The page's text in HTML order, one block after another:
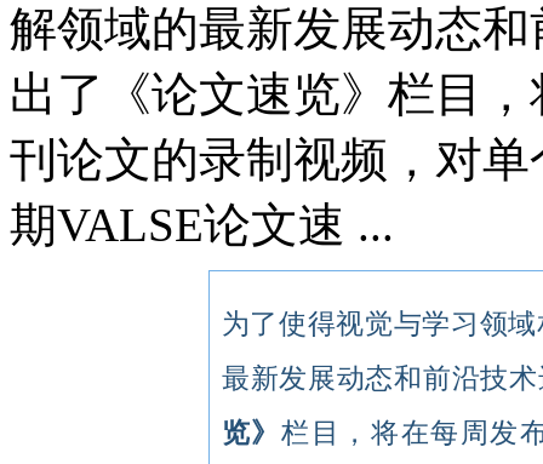
解领域的最新发展动态
出了《论文速览》栏目
刊论文的录制视频，对
期VALSE论文速 ...
为了使得视觉与学习领
最新发展动态和前沿技
览》栏目，将在每周发